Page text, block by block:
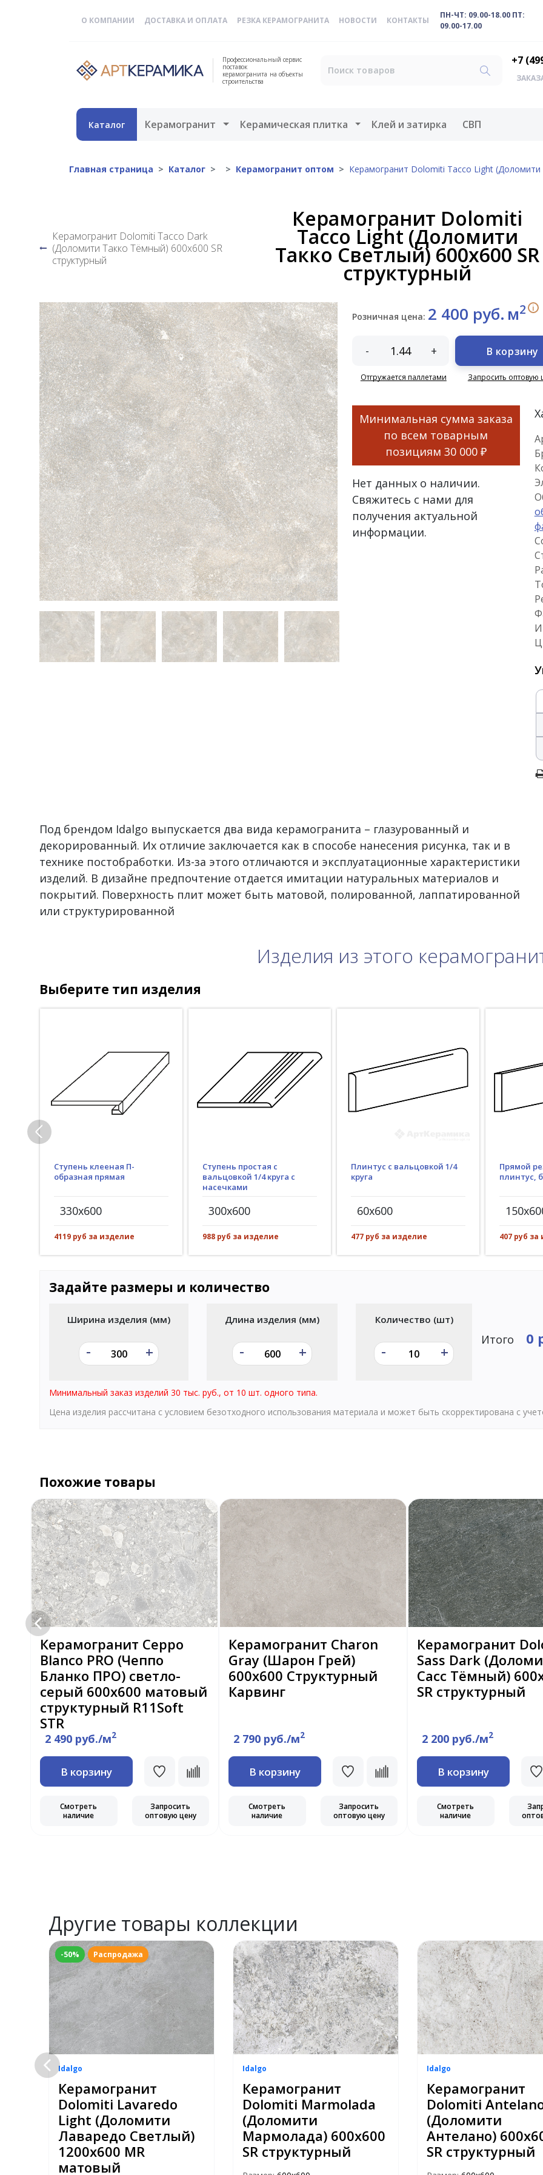
О КОМПАНИИ ДОСТАВКА И ОПЛАТА РЕЗКА КЕРАМОГРАНИТА НОВОСТИ КОНТАКТЫ
ПН-ЧТ: 09.00-18.00 ПТ:
09.00-17.00
Профессиональный сервис
поставок
керамогранита на объекты
строительства
+7
Каталог Керамогранит Открыть меню
Керамическая плитка Открыть меню
Клей и затирка СВП
Главная страница Каталог Керамогранит оптом Керамогранит Dolomiti Tacco Light (Доломити
Керамогранит Dolomiti Tacco Dark
(Доломити Такко Тёмный) 600х600 SR
структурный
Керамогранит Dolomiti
Tacco Light (Доломити
Такко Светлый) 600х600 SR
структурный
Розничная цена: 2 400 руб. м2 i
- +
Отгружается паллетами
В корзину
Запросить оптовую
Минимальная сумма заказа
по всем товарным
позициям 30 000 ₽
Нет данных о наличии.
Свяжитесь с нами для
получения актуальной
информации.
Под брендом Idalgo выпускается два вида керамогранита – глазурованный и
декорированный. Их отличие заключается как в способе нанесения рисунка, так и в
технике постобработки. Из-за этого отличаются и эксплуатационные характеристики
изделий. В дизайне предпочтение отдается имитации натуральных материалов и
покрытий. Поверхность плит может быть матовой, полированной, лаппатированной
или структурированной
Изделия из этого
Выберите тип изделия
Ступень клееная П-
образная прямая
330x600
4119 руб за изделие
Ступень простая с
вальцовкой 1/4 круга с
насечками
300x600
988 руб за изделие
Плинтус с вальцовкой 1/4
круга
60x600
477 руб за изделие
Прямой
плинтус,
407 руб
Задайте размеры и количество
Ширина изделия (мм)
- +
Длина изделия (мм)
- +
Количество (шт)
- +
Итого 0
Минимальный заказ изделий 30 тыс. руб., от 10 шт. одного типа.
Цена изделия рассчитана с условием безотходного использования материала и может быть скорректирована с
Похожие товары
Керамогранит Ceppo
Blanco PRO (Чеппо
Бланко ПРО) светло-
серый 600x600 матовый
структурный R11Soft
STR
2 490 руб./м2
В корзину
Смотреть
наличие
Запросить
оптовую цену
Керамогранит Charon
Gray (Шарон Грей)
600x600 Cтруктурный
Карвинг
2 790 руб./м2
В корзину
Смотреть
наличие
Запросить
оптовую цену
Керамогранит
Sass Dark
Сасс Тёмный)
SR структурный
2 200 руб./м2
В корзину
Смотреть
наличие
Другие товары коллекции
-50% Распродажа
Idalgo
Керамогранит
Dolomiti Lavaredo
Light (Доломити
Лаваредо Светлый)
1200х600 MR
матовый
Idalgo
Керамогранит
Dolomiti Marmolada
(Доломити
Мармолада) 600х600
SR структурный
Idalgo
Керамогранит
Dolomiti
(Доломити
Антелано)
SR структурный